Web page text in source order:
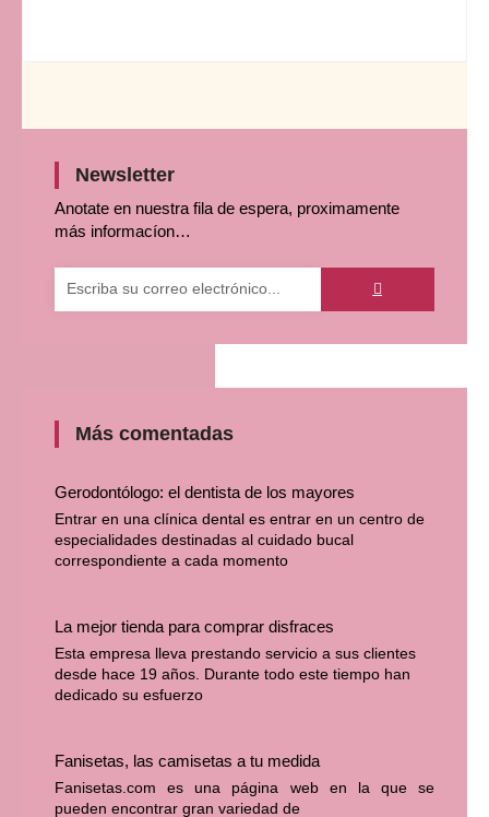
Newsletter
Anotate en nuestra fila de espera, proximamente
más informacíon…
ENTER
YOUR
Más comentadas
Gerodontólogo: el dentista de los mayores
Entrar en una clínica dental es entrar en un centro de
especialidades destinadas al cuidado bucal
correspondiente a cada momento
La mejor tienda para comprar disfraces
Esta empresa lleva prestando servicio a sus clientes
desde hace 19 años. Durante todo este tiempo han
dedicado su esfuerzo
Fanisetas, las camisetas a tu medida
Fanisetas.com es una página web en la que se
pueden encontrar gran variedad de